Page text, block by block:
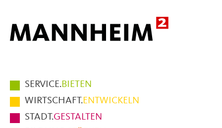
Hauptmenüpunkte
im
Fußbereich
der
SERVICE.BIETEN
WIRTSCHAFT.ENTWICKELN
STADT.GESTALTEN